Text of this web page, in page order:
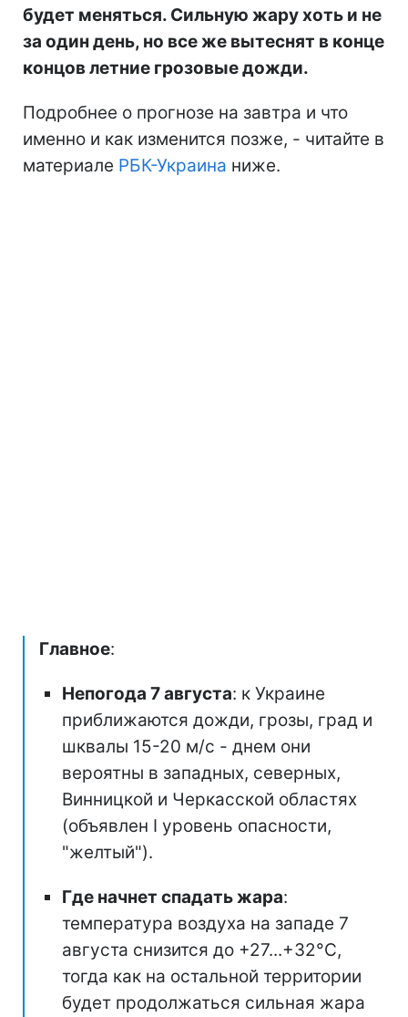
будет меняться. Сильную жару хоть и не
за один день, но все же вытеснят в конце
концов летние грозовые дожди.
Подробнее о прогнозе на завтра и что
именно и как изменится позже, - читайте в
материале РБК-Украина ниже.
Главное:
Непогода 7 августа: к Украине
приближаются дожди, грозы, град и
шквалы 15-20 м/с - днем они
вероятны в западных, северных,
Винницкой и Черкасской областях
(объявлен I уровень опасности,
"желтый").
Где начнет спадать жара:
температура воздуха на западе 7
августа снизится до +27...+32°С,
тогда как на остальной территории
будет продолжаться сильная жара